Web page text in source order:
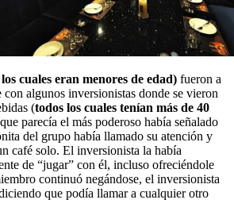
cuales eran menores de edad) fueron a
con algunos inversionistas donde se vieron
(todos los cuales tenían más de 40
parecía el más poderoso había señalado
del grupo había llamado su atención y
café solo. El inversionista la había
de “jugar” con él, incluso ofreciéndole
continuó negándose, el inversionista
que podía llamar a cualquier otro